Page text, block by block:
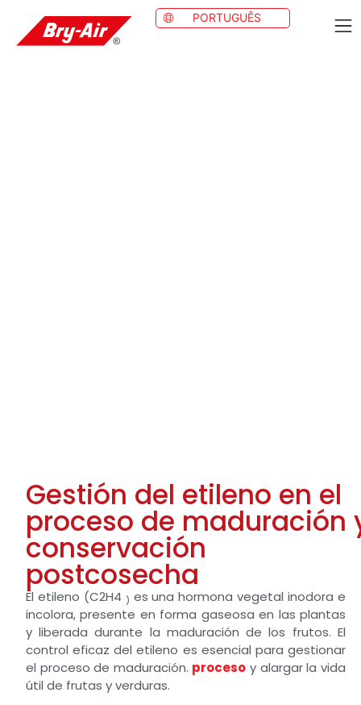
PORTUGUÊS
Gestión del etileno en el
proceso de maduración
conservación
postcosecha
El etileno (C2H4 ) es una hormona vegetal inodora e
incolora, presente en forma gaseosa en las plantas
y liberada durante la maduración de los frutos. El
control eficaz del etileno es esencial para gestionar
el proceso de maduración. proceso y alargar la vida
útil de frutas y verduras.